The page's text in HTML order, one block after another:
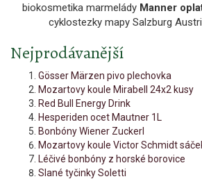
biokosmetika marmelády Manner
cyklostezky mapy Salzburg
Nejprodávanější
Gösser Märzen pivo plechovka
Mozartovy koule Mirabell 24x2 kusy
Red Bull Energy Drink
Hesperiden ocet Mautner 1L
Bonbóny Wiener Zuckerl
Mozartovy koule Victor Schmidt
Léčivé bonbóny z horské borovice
Slané tyčinky Soletti